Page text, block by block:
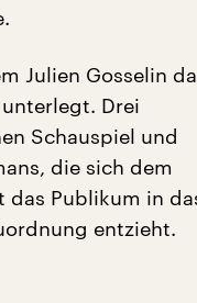
Julien Gosselin
Drei
Schauspiel und
die sich dem
das Publikum in
entzieht.